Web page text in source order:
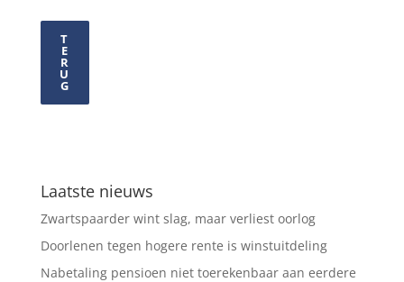
T
E
R
U
G
Laatste nieuws
Zwartspaarder wint slag, maar verliest oorlog
Doorlenen tegen hogere rente is winstuitdeling
Nabetaling pensioen niet toerekenbaar aan eerdere